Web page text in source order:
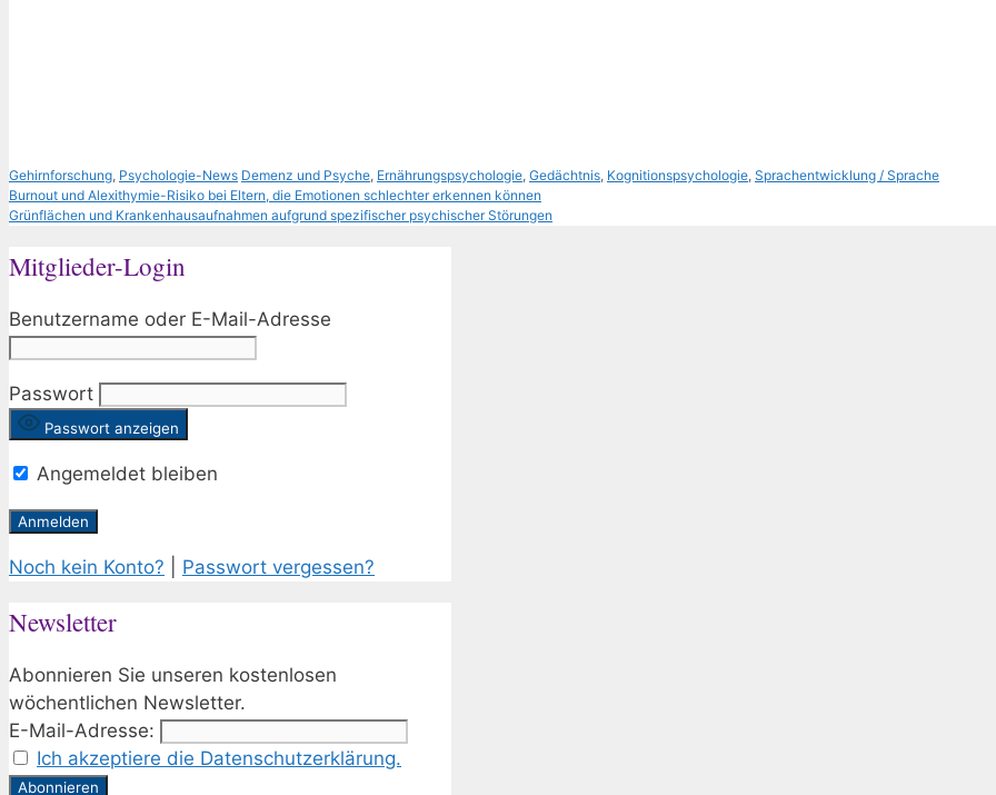
Kategorien
Gehirnforschung Psychologie-News Schlagwörter
Demenz und Psyche Ernährungspsychologie Gedächtnis Kognitionspsychologie Sprachentwicklung / Sprache
Burnout und Alexithymie-Risiko bei Eltern, die Emotionen schlechter erkennen können
Grünflächen und Krankenhausaufnahmen aufgrund spezifischer psychischer Störungen
Mitglieder-Login
Benutzername oder E-Mail-Adresse
Passwort
Passwort anzeigen
Angemeldet bleiben
Noch kein Konto? Passwort vergessen?
Newsletter
Abonnieren Sie unseren kostenlosen
wöchentlichen Newsletter.
E-Mail-Adresse:
Ich akzeptiere die Datenschutzerklärung.